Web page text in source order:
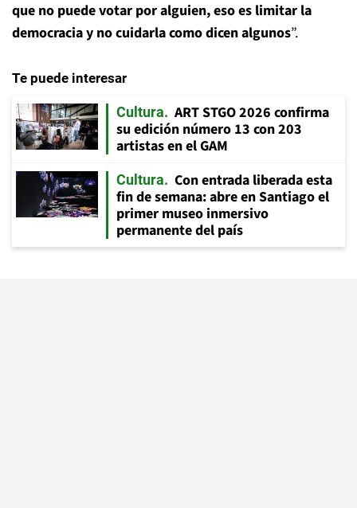
que no puede votar por alguien, eso es limitar la
democracia y no cuidarla como dicen algunos”.
Te puede interesar
Cultura
ART STGO 2026 confirma
su edición número 13 con 203
artistas en el GAM
Cultura
Con entrada liberada esta
fin de semana: abre en Santiago el
primer museo inmersivo
permanente del país